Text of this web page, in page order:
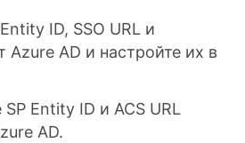
ID, SSO URL и
Azure AD и настройте их в
Entity ID и ACS URL
AD.